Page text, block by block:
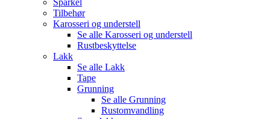
Tilbehør
Karosseri og understell
Se alle Karosseri og understell
Rustbeskyttelse
Lakk
Se alle Lakk
Tape
Grunning
Se alle Grunning
Rustomvandling